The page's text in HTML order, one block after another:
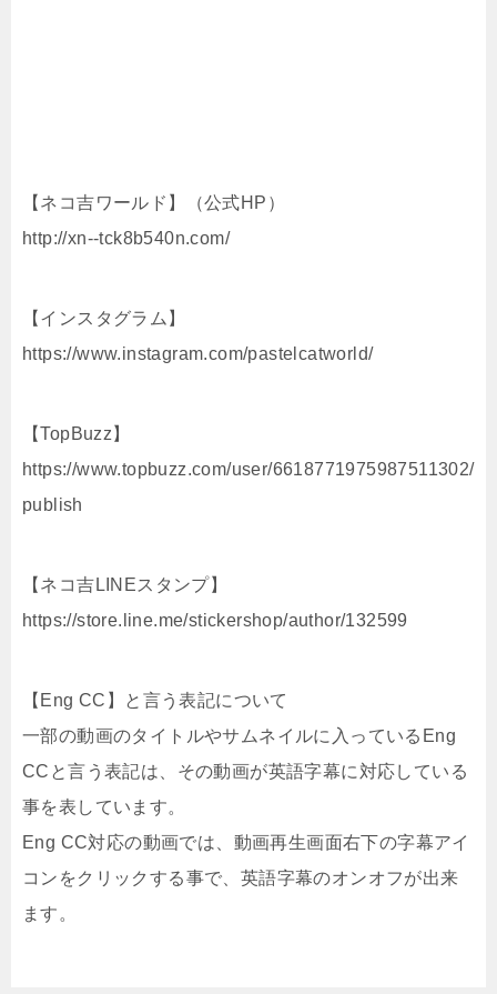
【ネコ吉ワールド】（公式HP）
http://xn--tck8b540n.com/
【インスタグラム】
https://www.instagram.com/pastelcatworld/
【TopBuzz】
https://www.topbuzz.com/user/6618771975987511302/
publish
【ネコ吉LINEスタンプ】
https://store.line.me/stickershop/author/132599
【Eng CC】と言う表記について
一部の動画のタイトルやサムネイルに入っているEng
CCと言う表記は、その動画が英語字幕に対応している
事を表しています。
Eng CC対応の動画では、動画再生画面右下の字幕アイ
コンをクリックする事で、英語字幕のオンオフが出来
ます。